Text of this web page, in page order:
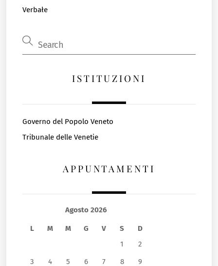
Verbałe
ISTITUZIONI
Governo del Popolo Veneto
Tribunale delle Venetie
APPUNTAMENTI
Agosto 2026
L M M G V S
D
1
2
3
4 5 6 7 8 9